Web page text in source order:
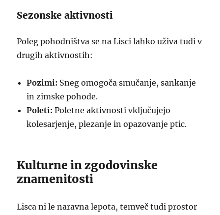
Sezonske aktivnosti
Poleg pohodništva se na Lisci lahko uživa tudi v
drugih aktivnostih:
Pozimi: Sneg omogoča smučanje, sankanje
in zimske pohode.
Poleti: Poletne aktivnosti vključujejo
kolesarjenje, plezanje in opazovanje ptic.
Kulturne in zgodovinske
znamenitosti
Lisca ni le naravna lepota, temveč tudi prostor